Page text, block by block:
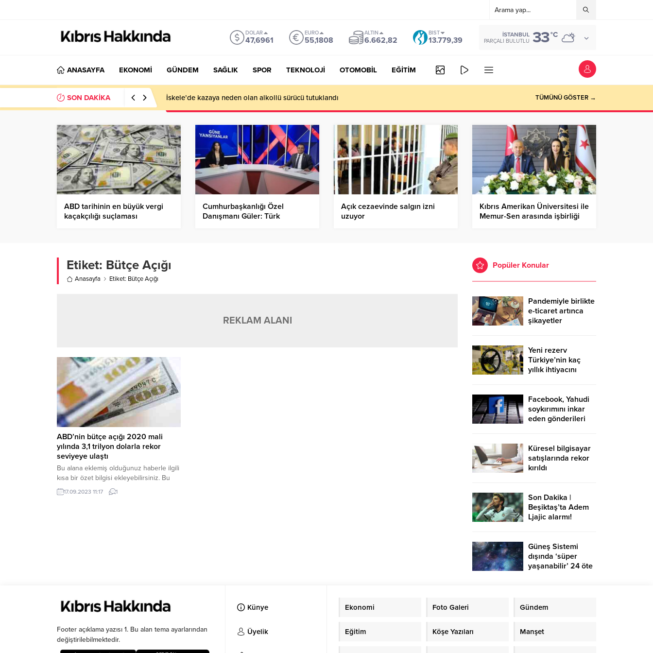
DOLAR
47,6961
EURO
55,1808
ALTIN
6.662,82
BIST
13.779,39
İSTANBUL
PARÇALI BULUTLU 33°C
ANASAYFA EKONOMİ GÜNDEM SAĞLIK SPOR TEKNOLOJİ OTOMOBİL EĞİTİM
SON DAKİKA İskele’de kazaya neden olan alkollü sürücü tutuklandı TÜMÜNÜ GÖSTER →
ABD tarihinin en büyük vergi
kaçakçılığı suçlaması
Cumhurbaşkanlığı Özel
Danışmanı Güler: Türk
Açık cezaevinde salgın izni
uzuyor
Kıbrıs Amerikan Üniversitesi ile
Memur-Sen arasında işbirliği
Etiket: Bütçe Açığı
Anasayfa Etiket: Bütçe Açığı
REKLAM ALANI
ABD’nin bütçe açığı 2020 mali
yılında 3,1 trilyon dolarla rekor
seviyeye ulaştı
Bu alana eklemiş olduğunuz haberle ilgili
kısa bir özet bilgisi ekleyebilirsiniz. Bu
metin yazı düzenleme sayfasında “Özet”
bölümünden eklenebilir. Özet
17.09.2023 11:17 1
Popüler Konular
Pandemiyle birlikte
e-ticaret artınca
şikayetler
Yeni rezerv
Türkiye’nin kaç
yıllık ihtiyacını
Facebook, Yahudi
soykırımını inkar
eden gönderileri
Küresel bilgisayar
satışlarında rekor
kırıldı
Son Dakika |
Beşiktaş’ta Adem
Ljajic alarmı!
Güneş Sistemi
dışında ‘süper
yaşanabilir’ 24 öte
Footer açıklama yazısı 1. Bu alan tema ayarlarından
değiştirilebilmektedir.
Künye
Üyelik
Ekonomi Foto Galeri Gündem
Eğitim Köşe Yazıları Manşet